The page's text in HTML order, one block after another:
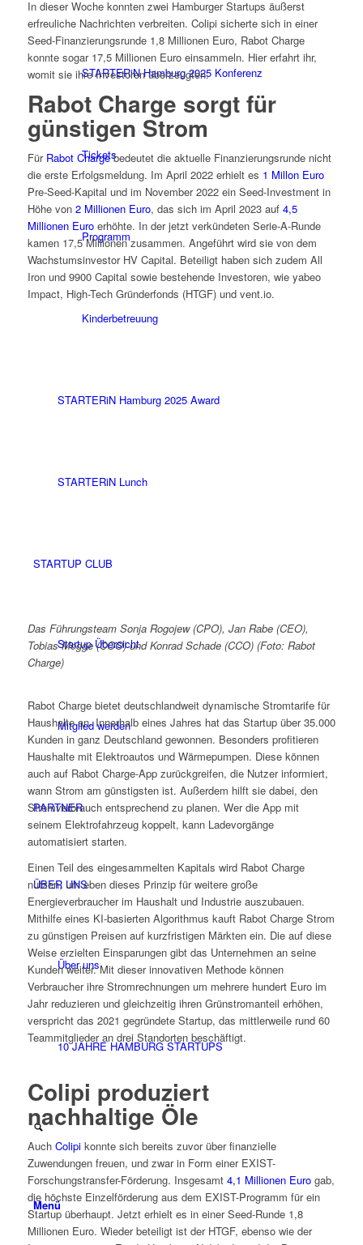
STARTERiN Hamburg 2025 Konferenz
Tickets
Programm
Kinderbetreuung
STARTERiN Hamburg 2025 Award
STARTERiN Lunch
STARTUP CLUB
Startup Übersicht
Mitglied werden
PARTNER
ÜBER UNS
Über uns
10 JAHRE HAMBURG STARTUPS
Menü
In dieser Woche konnten zwei Hamburger Startups äußerst
erfreuliche Nachrichten verbreiten. Colipi sicherte sich in einer
Seed-Finanzierungsrunde 1,8 Millionen Euro, Rabot Charge
konnte sogar 17,5 Millionen Euro einsammeln. Hier erfahrt ihr,
womit sie ihre Investoren überzeugten.
Rabot Charge sorgt für
günstigen Strom
Für Rabot Chargebedeutet die aktuelle Finanzierungsrunde nicht
die erste Erfolgsmeldung. Im April 2022 erhielt es 1 Millon Euro
Pre-Seed-Kapital und im November 2022 ein Seed-Investment in
Höhe von 2 Millionen Euro, das sich im April 2023 auf 4,5
Millionen Euroerhöhte. In der jetzt verkündeten Serie-A-Runde
kamen 17,5 Millionen zusammen. Angeführt wird sie von dem
Wachstumsinvestor HV Capital. Beteiligt haben sich zudem All
Iron und 9900 Capital sowie bestehende Investoren, wie yabeo
Impact, High-Tech Gründerfonds (HTGF) und vent.io.
Das Führungsteam Sonja Rogojew (CPO), Jan Rabe (CEO),
Tobias Mogge (COO) und Konrad Schade (CCO) (Foto: Rabot
Charge)
Rabot Charge bietet deutschlandweit dynamische Stromtarife für
Haushalte an. Innerhalb eines Jahres hat das Startup über 35.000
Kunden in ganz Deutschland gewonnen. Besonders profitieren
Haushalte mit Elektroautos und Wärmepumpen. Diese können
auch auf Rabot Charge-App zurückgreifen, die Nutzer informiert,
wann Strom am günstigsten ist. Außerdem hilft sie dabei, den
Stromverbrauch entsprechend zu planen. Wer die App mit
seinem Elektrofahrzeug koppelt, kann Ladevorgänge
automatisiert starten.
Einen Teil des eingesammelten Kapitals wird Rabot Charge
nutzen, um eben dieses Prinzip für weitere große
Energieverbraucher im Haushalt und Industrie auszubauen.
Mithilfe eines KI-basierten Algorithmus kauft Rabot Charge Strom
zu günstigen Preisen auf kurzfristigen Märkten ein. Die auf diese
Weise erzielten Einsparungen gibt das Unternehmen an seine
Kunden weiter. Mit dieser innovativen Methode können
Verbraucher ihre Stromrechnungen um mehrere hundert Euro im
Jahr reduzieren und gleichzeitig ihren Grünstromanteil erhöhen,
verspricht das 2021 gegründete Startup, das mittlerweile rund 60
Teammitglieder an drei Standorten beschäftigt.
Colipi produziert
nachhaltige Öle
Auch Colipikonnte sich bereits zuvor über finanzielle
Zuwendungen freuen, und zwar in Form einer EXIST-
Forschungstransfer-Förderung. Insgesamt 4,1 Millionen Eurogab,
die höchste Einzelförderung aus dem EXIST-Programm für ein
Startup überhaupt. Jetzt erhielt es in einer Seed-Runde 1,8
Millionen Euro. Wieder beteiligt ist der HTGF, ebenso wie der